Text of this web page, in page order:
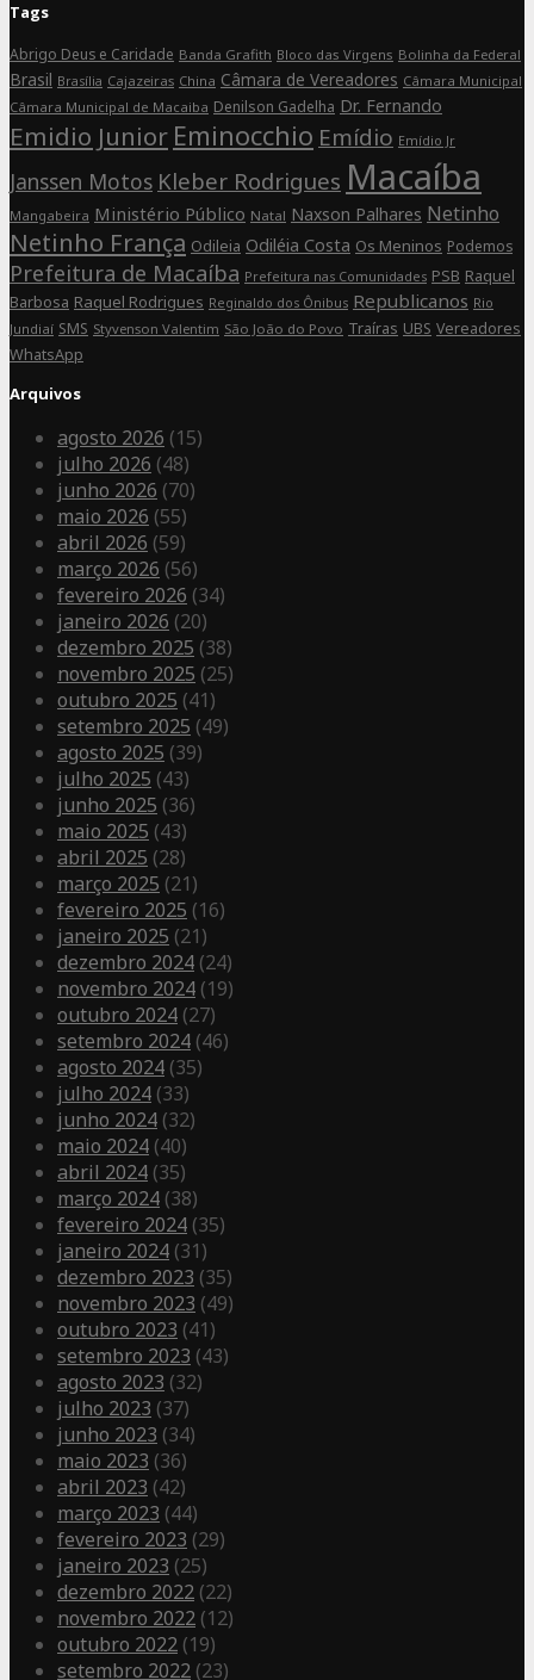
Tags
Abrigo Deus e Caridade Banda Grafith Bloco das Virgens Bolinha da Federal
Brasil Brasília Cajazeiras China Câmara de Vereadores Câmara Municipal
Câmara Municipal de Macaiba Denilson Gadelha Dr. Fernando
Emidio Junior Eminocchio Emídio Emídio Jr
Janssen Motos Kleber Rodrigues Macaíba
Mangabeira Ministério Público Natal Naxson Palhares Netinho
Netinho França Odileia Odiléia Costa Os Meninos Podemos
Prefeitura de Macaíba Prefeitura nas Comunidades PSB Raquel
Barbosa Raquel Rodrigues Reginaldo dos Ônibus Republicanos Rio
Jundiaí SMS Styvenson Valentim São João do Povo Traíras UBS Vereadores
WhatsApp
Arquivos
agosto 2026 (15)
julho 2026 (48)
junho 2026 (70)
maio 2026 (55)
abril 2026 (59)
março 2026 (56)
fevereiro 2026 (34)
janeiro 2026 (20)
dezembro 2025 (38)
novembro 2025 (25)
outubro 2025 (41)
setembro 2025 (49)
agosto 2025 (39)
julho 2025 (43)
junho 2025 (36)
maio 2025 (43)
abril 2025 (28)
março 2025 (21)
fevereiro 2025 (16)
janeiro 2025 (21)
dezembro 2024 (24)
novembro 2024 (19)
outubro 2024 (27)
setembro 2024 (46)
agosto 2024 (35)
julho 2024 (33)
junho 2024 (32)
maio 2024 (40)
abril 2024 (35)
março 2024 (38)
fevereiro 2024 (35)
janeiro 2024 (31)
dezembro 2023 (35)
novembro 2023 (49)
outubro 2023 (41)
setembro 2023 (43)
agosto 2023 (32)
julho 2023 (37)
junho 2023 (34)
maio 2023 (36)
abril 2023 (42)
março 2023 (44)
fevereiro 2023 (29)
janeiro 2023 (25)
dezembro 2022 (22)
novembro 2022 (12)
outubro 2022 (19)
setembro 2022 (23)